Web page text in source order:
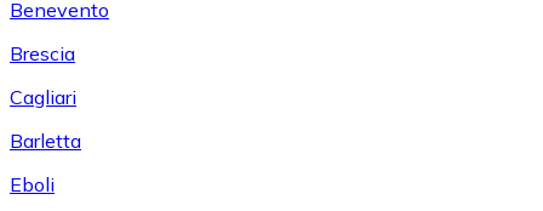
Benevento
Brescia
Cagliari
Barletta
Eboli